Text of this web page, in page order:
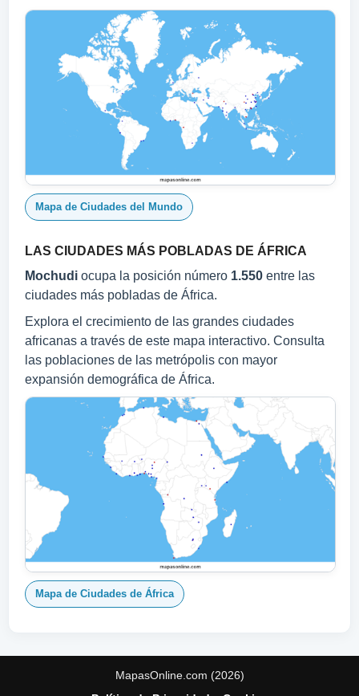
Mapa de Ciudades del Mundo
LAS CIUDADES MÁS POBLADAS DE ÁFRICA
Mochudi ocupa la posición número 1.550 entre las
ciudades más pobladas de África.
Explora el crecimiento de las grandes ciudades
africanas a través de este mapa interactivo. Consulta
las poblaciones de las metrópolis con mayor
expansión demográfica de África.
Mapa de Ciudades de África
MapasOnline.com (2026)